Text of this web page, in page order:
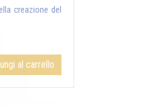
creazione del
al carrello